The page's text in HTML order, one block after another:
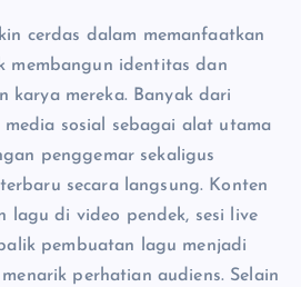
cerdas dalam memanfaatkan
membangun identitas dan
karya mereka. Banyak dari
media sosial sebagai alat utama
penggemar sekaligus
secara langsung. Konten
lagu di video pendek, sesi live
pembuatan lagu menjadi
perhatian audiens. Selain